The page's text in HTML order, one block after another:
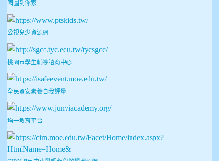
國圖到你家
公視兒少資源網
桃園市學生輔導諮商中心
全民資安素養自我評量
均一教育平台